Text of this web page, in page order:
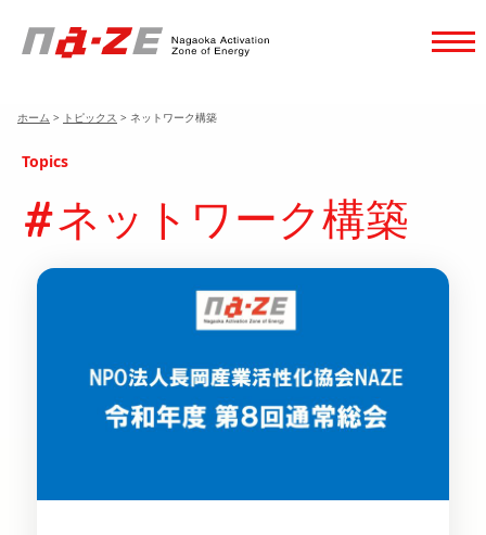
ホーム > トピックス > ネットワーク構築
Topics
ネットワーク構築